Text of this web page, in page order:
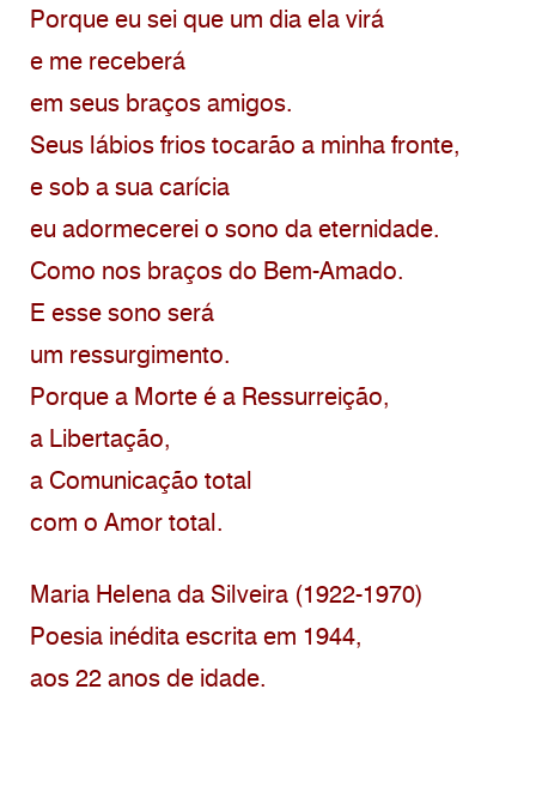
Porque eu sei que um dia ela virá
e me receberá
em seus braços amigos.
Seus lábios frios tocarão a minha fronte,
e sob a sua carícia
eu adormecerei o sono da eternidade.
Como nos braços do Bem-Amado.
E esse sono será
um ressurgimento.
Porque a Morte é a Ressurreição,
a Libertação,
a Comunicação total
com o Amor total.
Maria Helena da Silveira (1922-1970)
Poesia inédita escrita em 1944,
aos 22 anos de idade.